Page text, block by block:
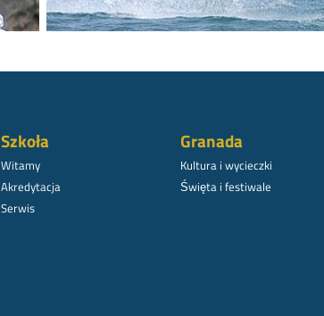
Szkoła
Witamy
Akredytacja
Serwis
Granada
Kultura i wycieczki
Święta i festiwale